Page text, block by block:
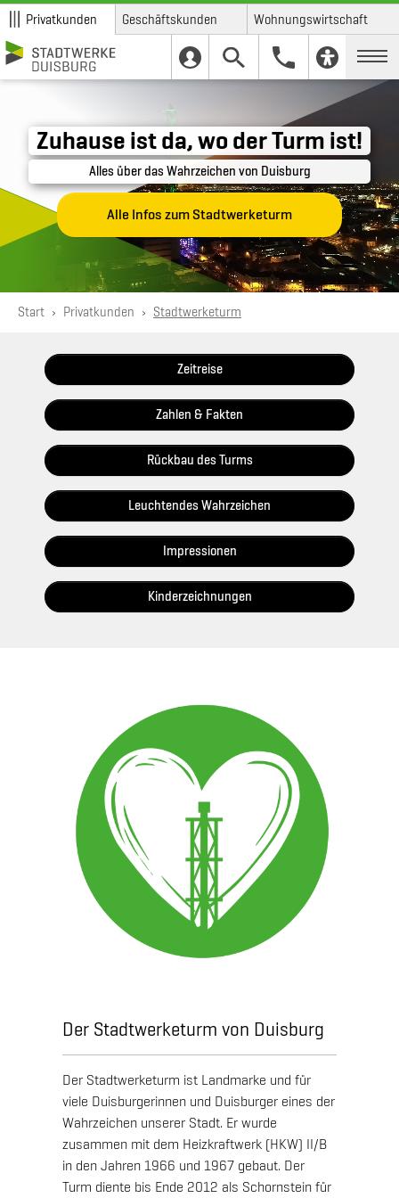
Skip to main content
Skip to page footer
Privatkunden Geschäftskunden Wohnungswirtschaft
Zuhause ist da, wo der Turm ist!
Alles über das Wahrzeichen von Duisburg
Alle Infos zum Stadtwerketurm
Start Privatkunden Stadtwerketurm
Zeitreise
Zahlen & Fakten
Rückbau des Turms
Leuchtendes Wahrzeichen
Impressionen
Kinderzeichnungen
Der Stadtwerketurm von Duisburg
Der Stadtwerketurm ist Landmarke und für
viele Duisburgerinnen und Duisburger eines der
Wahrzeichen unserer Stadt. Er wurde
zusammen mit dem Heizkraftwerk (HKW) II/B
in den Jahren 1966 und 1967 gebaut. Der
Turm diente bis Ende 2012 als Schornstein für